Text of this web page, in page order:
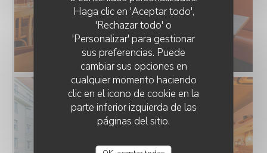
Haga clic en 'Aceptar todo',
'Rechazar todo' o
'Personalizar' para gestionar
sus preferencias. Puede
cambiar sus opciones en
cualquier momento haciendo
clic en el icono de cookie en la
parte inferior izquierda de las
páginas del sitio.